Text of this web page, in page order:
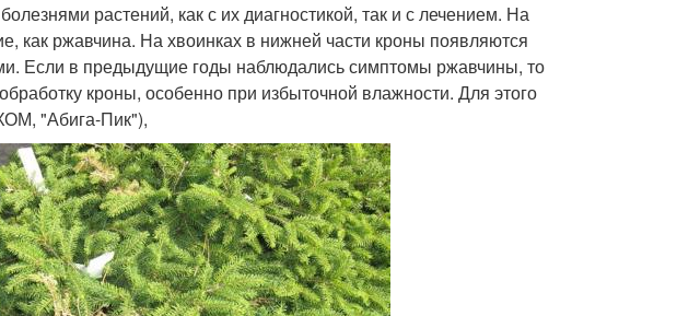
растений, как с их диагностикой, так и с лечением. На
как ржавчина. На хвоинках в нижней части кроны появляются
Если в предыдущие годы наблюдались симптомы ржавчины, то
кроны, особенно при избыточной влажности. Для этого
"Абига-Пик"),